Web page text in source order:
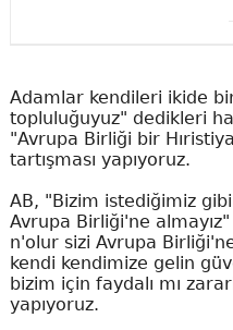
Adamlar kendileri ikide
topluluğuyuz" dedikleri
"Avrupa Birliği bir
tartışması yapıyoruz.
AB, "Bizim istediğimiz gibi
Avrupa Birliği'ne
n'olur sizi Avrupa
kendi kendimize gelin
bizim için faydalı mı
yapıyoruz.